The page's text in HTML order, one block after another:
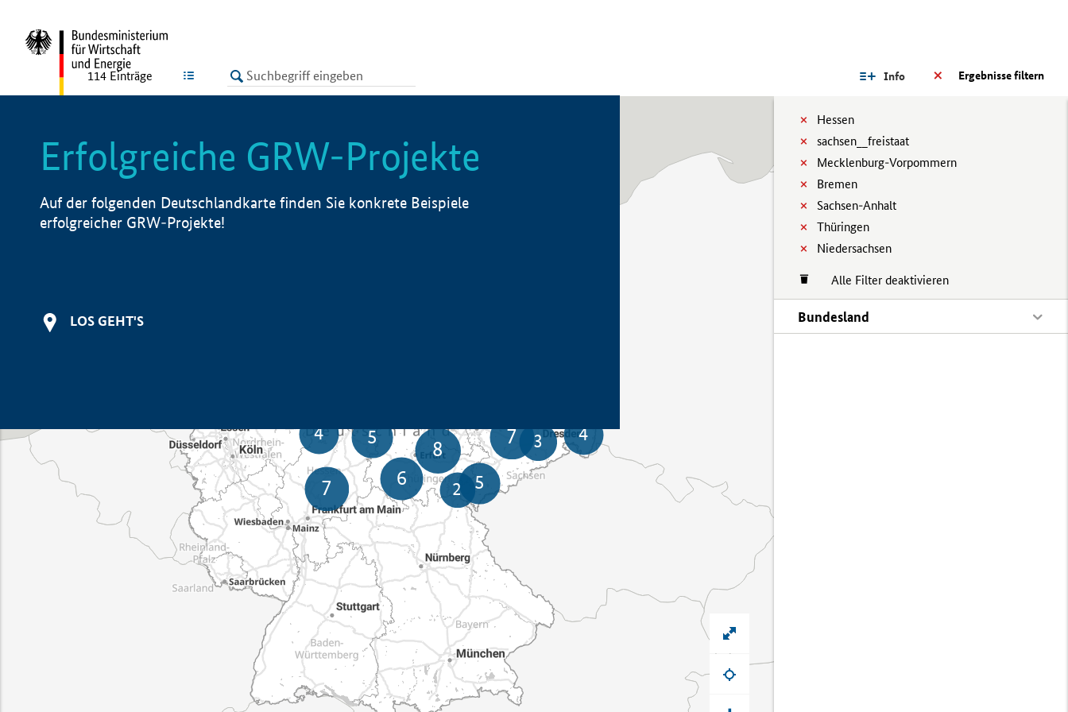
LISTE Ergebnisse filtern
Info
Hessen
sachsen__freistaat
Mecklenburg-Vorpommern
Bremen
Sachsen-Anhalt
Thüringen
Niedersachsen
Alle Filter deaktivieren
Bundesland
114 Einträge
Erfolgreiche GRW-Projekte
Auf der folgenden Deutschlandkarte finden Sie konkrete Beispiele
erfolgreicher GRW-Projekte!
LOS GEHT'S